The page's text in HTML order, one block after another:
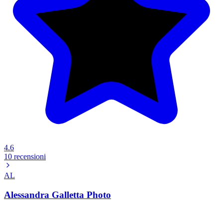
4.6
10 recensioni
AL
Alessandra Galletta Photo